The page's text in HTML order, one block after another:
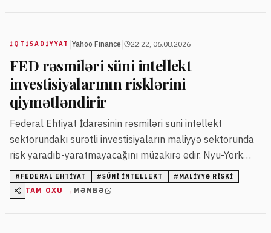
İQTISADIYYAT Yahoo Finance 22:22, 06.08.2026
FED rəsmiləri süni intellekt
investisiyalarının risklərini
qiymətləndirir
Federal Ehtiyat İdarəsinin rəsmiləri süni intellekt
sektorundakı sürətli investisiyaların maliyyə sektorunda
risk yaradıb-yaratmayacağını müzakirə edir. Nyu-York
FED-in prezidenti Con Uilyams risklərə diqqət yetirsə də,
hazırda maliyyə sabitliyindən narahat olmadığını bildirir.
# FEDERAL EHTIYAT #SÜNI İNTELLEKT # MALIYYƏ RISKI
TAM OXU → MƏNBƏ